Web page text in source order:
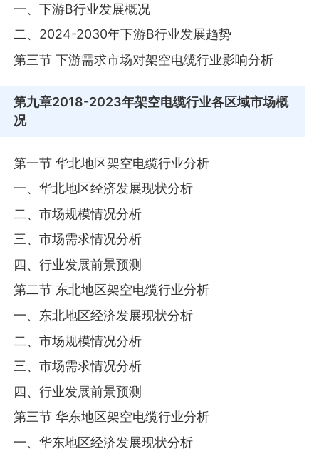
一、下游B行业发展概况
二、2024-2030年下游B行业发展趋势
第三节 下游需求市场对架空电缆行业影响分析
第九章2018-2023年架空电缆行业各区域市场概
况
第一节 华北地区架空电缆行业分析
一、华北地区经济发展现状分析
二、市场规模情况分析
三、市场需求情况分析
四、行业发展前景预测
第二节 东北地区架空电缆行业分析
一、东北地区经济发展现状分析
二、市场规模情况分析
三、市场需求情况分析
四、行业发展前景预测
第三节 华东地区架空电缆行业分析
一、华东地区经济发展现状分析